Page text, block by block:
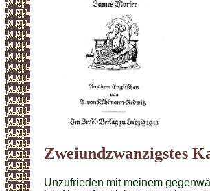
Zweiundzwanzigstes
Unzufrieden mit meinem